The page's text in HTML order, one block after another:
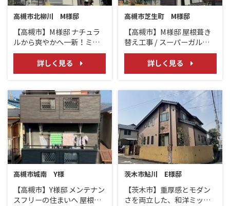
高槻市北柳川 M様邸
【高槻市】M様邸 ナチュラ
ルから爽やかへ一新！ミン
トグリーンが映える外壁塗
詳しく見る
高槻市芝生町 M様邸
【高槻市】M様邸 屋根葺き
替え工事 / スーパーガルテク
ト
詳しく見る
高槻市城南 Y様
【高槻市】Y様邸 メンテナン
スフリーの住まいへ 屋根外
茨木市鮎川 E様邸
【茨木市】重厚感とモダン
さを両立した、和洋ミック